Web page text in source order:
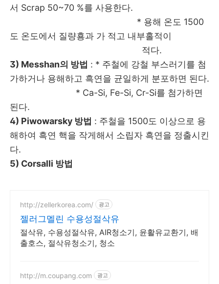
서 Scrap 50~70 %를 사용한다.
* 용해 온도 1500
도 온도에서 질량횽과 가 적고 내부홀적이
적다.
3) Messhan의 방법 : * 주철에 강철 부스러기를 첨
가하거나 용해하고 흑연을 균일하게 분포하면 된다.
* Ca-Si, Fe-Si, Cr-Si를 첨가하면
된다.
4) Piwowarsky 방법 : 주철을 1500도 이상으로 용
해하여 흑연 핵을 작게해서 소립자 흑연을 정출시킨
다.
5) Corsalli 방법
http://zellerkorea.com/ 광고
젤러그멜린 수용성절삭유
절삭유, 수용성절삭유, AIR청소기, 윤활유교환기, 배
출호스, 절삭유청소기, 청소
http://m.coupang.com 광고